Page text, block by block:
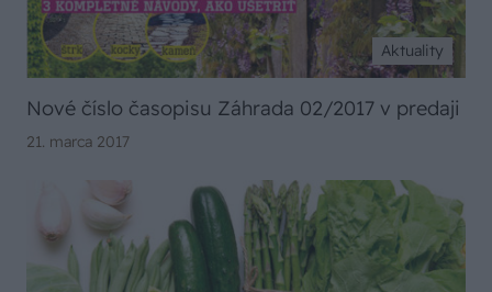
Aktuality
Nové číslo časopisu Záhrada 02/2017 v predaji
21. marca 2017